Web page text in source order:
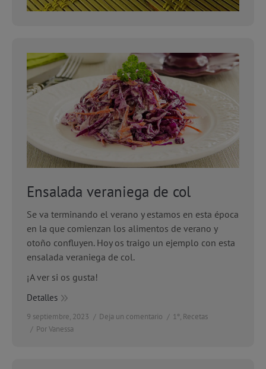
Ensalada veraniega de col
Se va terminando el verano y estamos en esta época
en la que comienzan los alimentos de verano y
otoño confluyen. Hoy os traigo un ejemplo con esta
ensalada veraniega de col.
¡A ver si os gusta!
Detalles
9 septiembre, 2023 Deja un comentario 1º, Recetas
PorVanessa